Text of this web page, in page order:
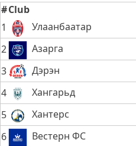
#Club
1
Улаанбаатар
2
Азарга
3
Дэрэн
4
Хангарьд
5
Хантерс
6
Вестерн ФС